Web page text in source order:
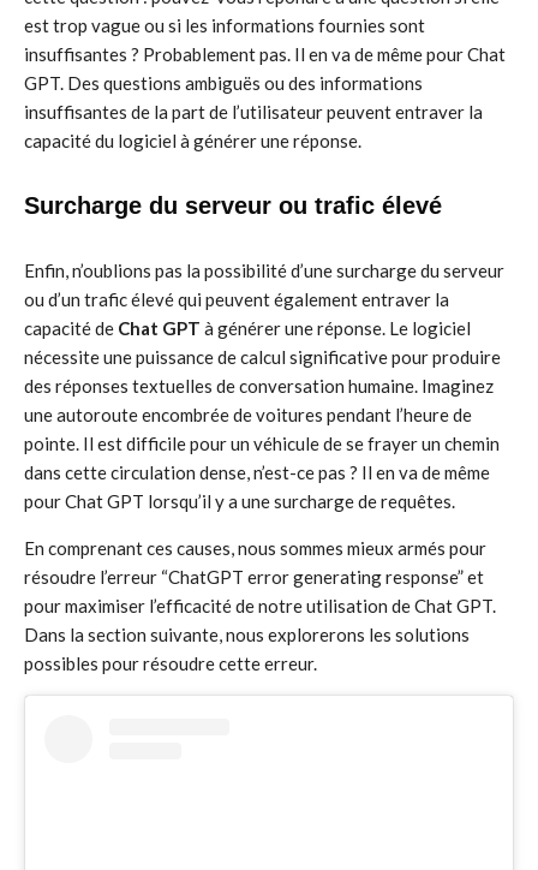
est trop vague ou si les informations fournies sont
insuffisantes ? Probablement pas. Il en va de même pour Chat
GPT. Des questions ambiguës ou des informations
insuffisantes de la part de l’utilisateur peuvent entraver la
capacité du logiciel à générer une réponse.
Surcharge du serveur ou trafic élevé
Enfin, n’oublions pas la possibilité d’une surcharge du serveur
ou d’un trafic élevé qui peuvent également entraver la
capacité de Chat GPT à générer une réponse. Le logiciel
nécessite une puissance de calcul significative pour produire
des réponses textuelles de conversation humaine. Imaginez
une autoroute encombrée de voitures pendant l’heure de
pointe. Il est difficile pour un véhicule de se frayer un chemin
dans cette circulation dense, n’est-ce pas ? Il en va de même
pour Chat GPT lorsqu’il y a une surcharge de requêtes.
En comprenant ces causes, nous sommes mieux armés pour
résoudre l’erreur “ChatGPT error generating response” et
pour maximiser l’efficacité de notre utilisation de Chat GPT.
Dans la section suivante, nous explorerons les solutions
possibles pour résoudre cette erreur.